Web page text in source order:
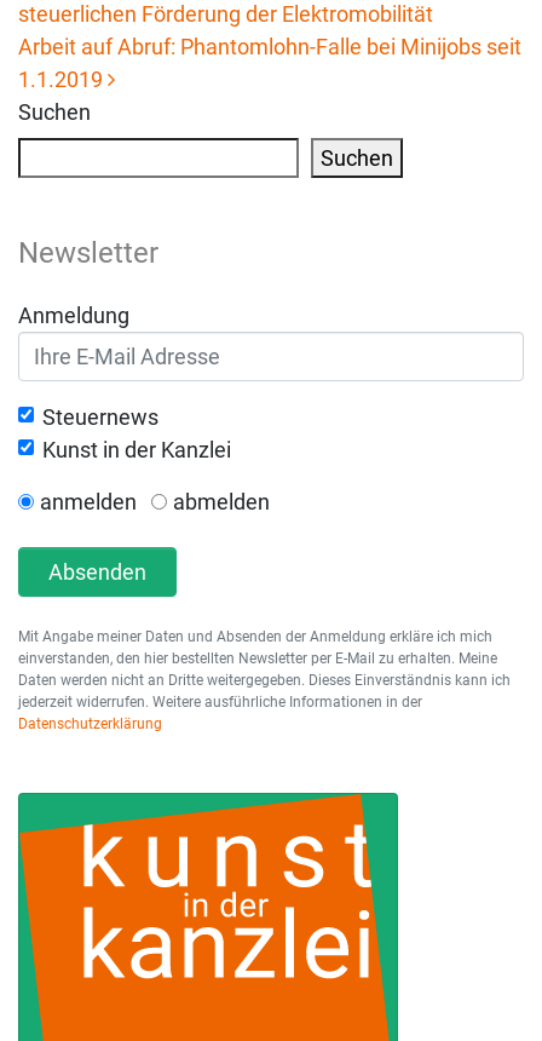
Beitrags-Navigation
steuerlichen Förderung der Elektromobilität
Arbeit auf Abruf: Phantomlohn-Falle bei Minijobs seit
1.1.2019
Suchen
Suchen
Newsletter
Anmeldung
Steuernews
Kunst in der Kanzlei
anmelden abmelden
Absenden
Mit Angabe meiner Daten und Absenden der Anmeldung erkläre ich mich
einverstanden, den hier bestellten Newsletter per E-Mail zu erhalten. Meine
Daten werden nicht an Dritte weitergegeben. Dieses Einverständnis kann ich
jederzeit widerrufen. Weitere ausführliche Informationen in der
Datenschutzerklärung